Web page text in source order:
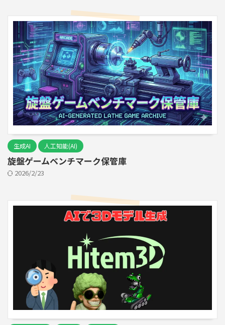
生成AI 人工知能(AI)
旋盤ゲームベンチマーク保管庫
2026/2/23